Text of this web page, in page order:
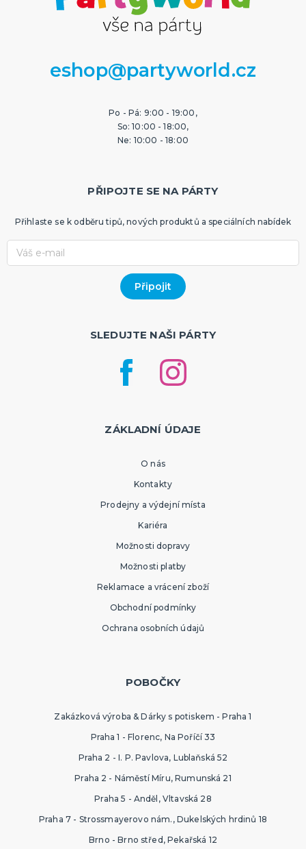
eshop@partyworld.cz
Po - Pá: 9:00 - 19:00,
So: 10:00 - 18:00,
Ne: 10:00 - 18:00
PŘIPOJTE SE NA PÁRTY
Přihlaste se k odběru tipů, nových produktů a speciálních nabídek
SLEDUJTE NAŠI PÁRTY
ZÁKLADNÍ ÚDAJE
O nás
Kontakty
Prodejny a výdejní místa
Kariéra
Možnosti dopravy
Možnosti platby
Reklamace a vrácení zboží
Obchodní podmínky
Ochrana osobních údajů
POBOČKY
Zakázková výroba & Dárky s potiskem - Praha 1
Praha 1 - Florenc, Na Poříčí 33
Praha 2 - I. P. Pavlova, Lublaňská 52
Praha 2 - Náměstí Míru, Rumunská 21
Praha 5 - Anděl, Vltavská 28
Praha 7 - Strossmayerovo nám., Dukelských hrdinů 18
Brno - Brno střed, Pekařská 12